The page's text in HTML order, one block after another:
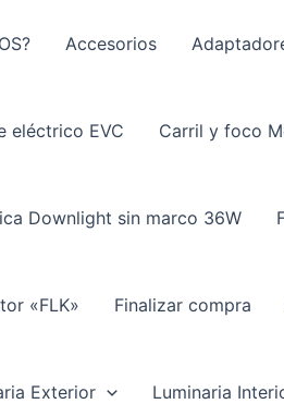
Accesorios
eléctrico EVC Carril y foco
Downlight sin marco 36W
«FLK» Finalizar compra
Exterior Luminaria